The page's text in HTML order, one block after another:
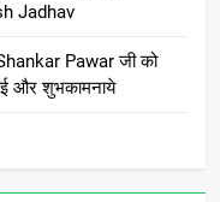
Jadhav
Pawar जी को
और शुभकामनाये